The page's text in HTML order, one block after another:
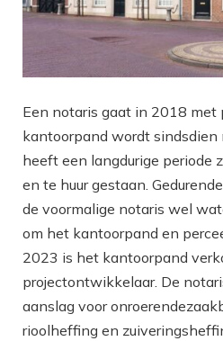
Een notaris gaat in 2018 met
kantoorpand wordt sindsdien
heeft een langdurige periode
en te huur gestaan.
de voormalige notaris wel
om het kantoorpand en
2023 is het kantoorpand
projectontwikkelaar. De
aanslag voor
rioolheffing en